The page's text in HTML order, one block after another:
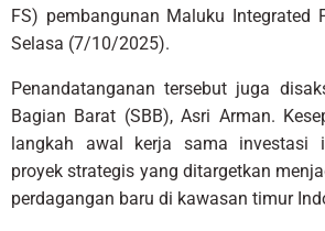
FS) pembangunan Maluku Integrated
Selasa (7/10/2025).
Penandatanganan tersebut juga
Bagian Barat (SBB), Asri Arman.
langkah awal kerja sama investasi
proyek strategis yang ditargetkan
perdagangan baru di kawasan timur